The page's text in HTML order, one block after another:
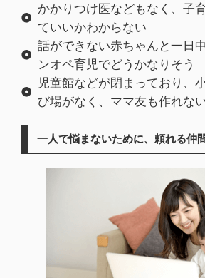
かかりつけ医などもなく、子
ていいかわからない
話ができない赤ちゃんと一日
ンオペ育児でどうかなりそう
児童館などが閉まっており、
び場がなく、ママ友も作れな
一人で悩まないために、頼れる仲